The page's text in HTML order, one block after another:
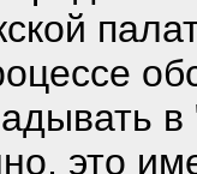
это